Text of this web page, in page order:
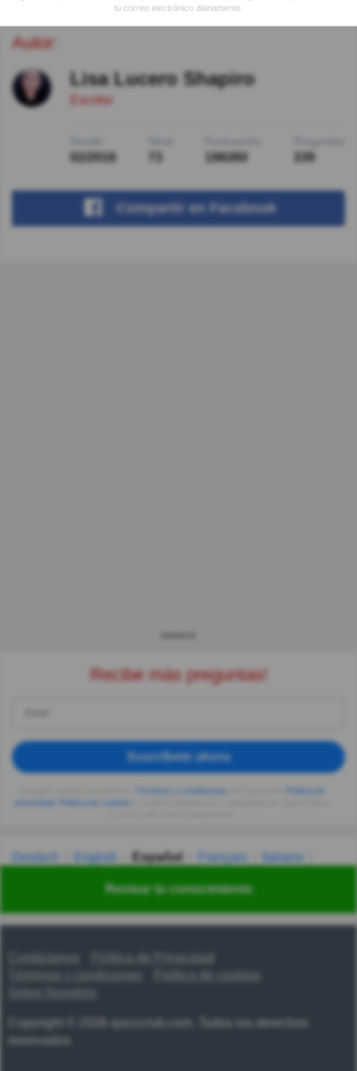
Revisar tu conocimiento
Autor:
Lisa Lucero Shapiro
Escritor
02/2016 198260 339
Compartir en Facebook
Recibe más preguntas!
Suscríbete ahora
privacidad
Deutsch English Español Français
Italiano
Українська हिन्दी 한국어 汉语
Contáctanos
Política de Privacidad
Términos y condiciones
Copyright © 2026 quizzclub.com. Todos los derechos
reservados
tu correo electrónico diariamente.